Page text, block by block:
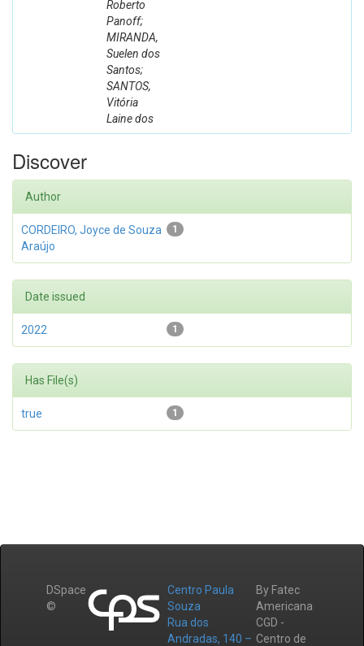
Roberto
Panoff;
MIRANDA,
Suelen dos
Santos;
SANTOS,
Vitória
Laine dos
Discover
Author
1
CORDEIRO, Joyce de Souza
Araújo
Date issued
1
2022
Has File(s)
1
true
DSpace
©
Centro Paula
Souza
Rua dos
Andradas, 140 –
By Fatec
Americana
CGD -
Centro de